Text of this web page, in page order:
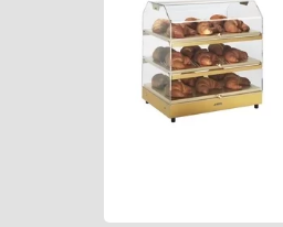
Сушильные
Телевизоры
Тостеры
Увлажнители
Утюги